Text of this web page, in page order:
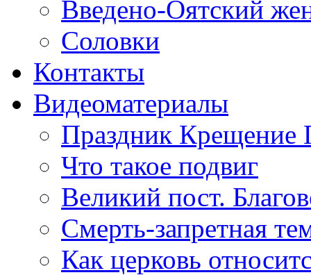
Введено-Оятский
Соловки
Контакты
Видеоматериалы
Праздник Крещение
Что такое подвиг
Великий пост.
Смерть-запретная
Как церковь